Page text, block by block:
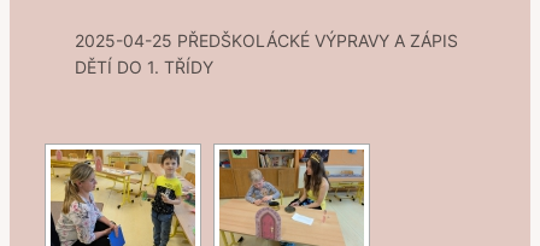
2025-04-25 PŘEDŠKOLÁCKÉ VÝPRAVY A ZÁPIS
DĚTÍ DO 1. TŘÍDY